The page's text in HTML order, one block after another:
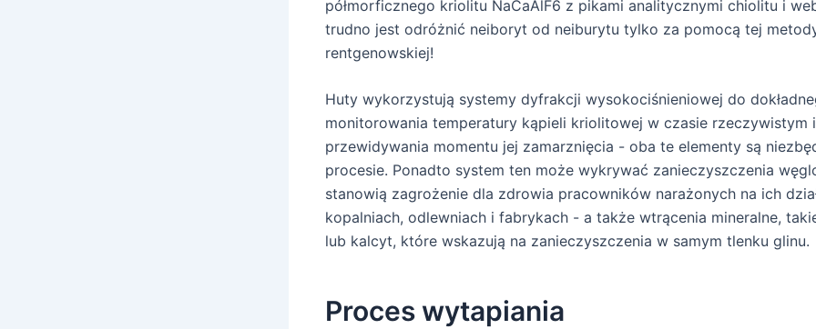
półmorficznego kriolitu NaCaAlF6 z pikami analitycznymi chiolitu i
trudno jest odróżnić neiboryt od neiburytu tylko za pomocą tej
rentgenowskiej!
Huty wykorzystują systemy dyfrakcji wysokociśnieniowej do
monitorowania temperatury kąpieli kriolitowej w czasie rzeczywistym i
przewidywania momentu jej zamarznięcia - oba te elementy są
procesie. Ponadto system ten może wykrywać zanieczyszczenia
stanowią zagrożenie dla zdrowia pracowników narażonych na ich
kopalniach, odlewniach i fabrykach - a także wtrącenia mineralne,
lub kalcyt, które wskazują na zanieczyszczenia w samym tlenku glinu.
Proces wytapiania